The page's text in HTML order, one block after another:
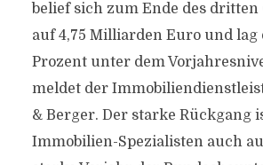
belief sich zum Ende des
auf 4,75 Milliarden Euro und lag
Prozent unter dem
meldet der
& Berger. Der starke Rückgang
Immobilien-Spezialisten auch